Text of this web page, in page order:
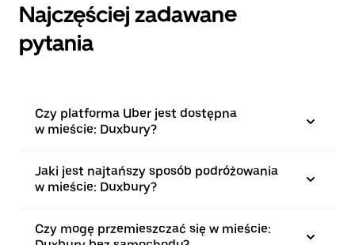
Najczęściej zadawane
pytania
Czy platforma Uber jest dostępna
w mieście: Duxbury?
Jaki jest najtańszy sposób podróżowania
w mieście: Duxbury?
Czy mogę przemieszczać się w mieście: